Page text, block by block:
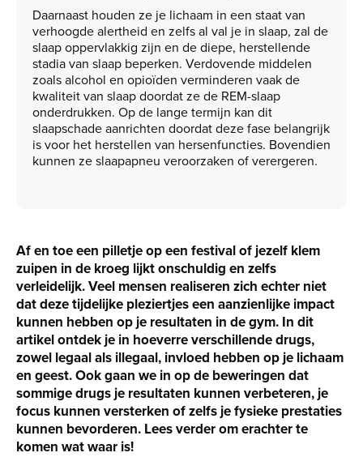
Daarnaast houden ze je lichaam in een staat van
verhoogde alertheid en zelfs al val je in slaap, zal de
slaap oppervlakkig zijn en de diepe, herstellende
stadia van slaap beperken. Verdovende middelen
zoals alcohol en opioïden verminderen vaak de
kwaliteit van slaap doordat ze de REM-slaap
onderdrukken. Op de lange termijn kan dit
slaapschade aanrichten doordat deze fase belangrijk
is voor het herstellen van hersenfuncties. Bovendien
kunnen ze slaapapneu veroorzaken of verergeren.
Af en toe een pilletje op een festival of jezelf klem
zuipen in de kroeg lijkt onschuldig en zelfs
verleidelijk. Veel mensen realiseren zich echter niet
dat deze tijdelijke pleziertjes een aanzienlijke impact
kunnen hebben op je resultaten in de gym. In dit
artikel ontdek je in hoeverre verschillende drugs,
zowel legaal als illegaal, invloed hebben op je lichaam
en geest. Ook gaan we in op de beweringen dat
sommige drugs je resultaten kunnen verbeteren, je
focus kunnen versterken of zelfs je fysieke prestaties
kunnen bevorderen. Lees verder om erachter te
komen wat waar is!